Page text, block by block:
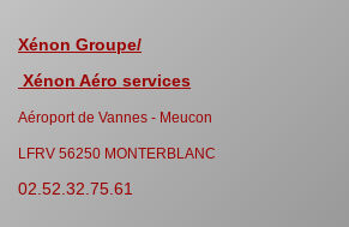
Xénon Groupe/
Xénon Aéro services
Aéroport de Vannes - Meucon
LFRV 56250 MONTERBLANC
02.52.32.75.61